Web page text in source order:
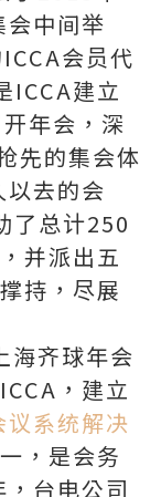
中间举
会员代
ICCA建立
年会，深
先的集会体
以去的会
了总计250
并派出五
持，尽展
海齐球年会
，建立
议系统解决
，是会务
台电公司